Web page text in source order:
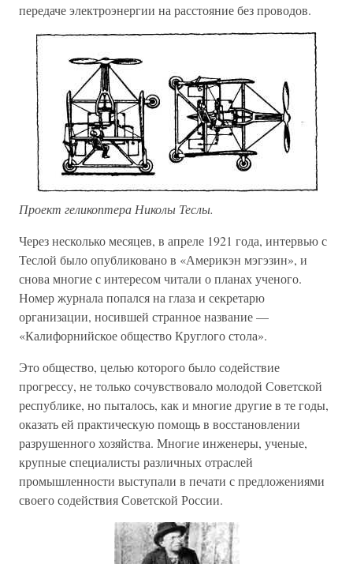
передаче электроэнергии на расстояние без проводов.
Проект геликоптера Николы Теслы.
Через несколько месяцев, в апреле 1921 года, интервью с
Теслой было опубликовано в «Америкэн мэгэзин», и
снова многие с интересом читали о планах ученого.
Номер журнала попался на глаза и секретарю
организации, носившей странное название —
«Калифорнийское общество Круглого стола».
Это общество, целью которого было содействие
прогрессу, не только сочувствовало молодой Советской
республике, но пыталось, как и многие другие в те годы,
оказать ей практическую помощь в восстановлении
разрушенного хозяйства. Многие инженеры, ученые,
крупные специалисты различных отраслей
промышленности выступали в печати с предложениями
своего содействия Советской России.